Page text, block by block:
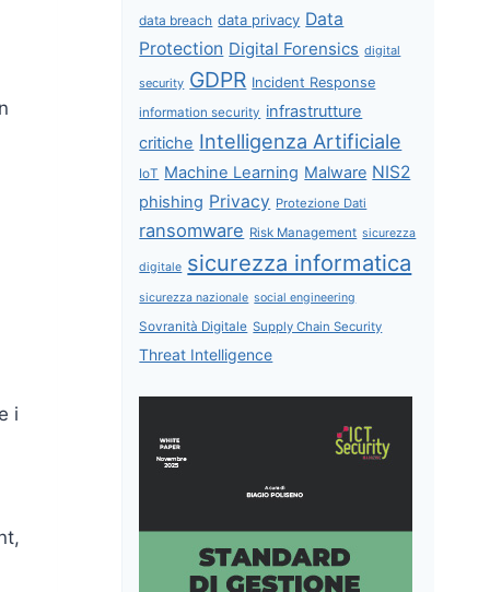
i
data breach data privacy Data
Protection Digital Forensics digital
security GDPR Incident Response
information security infrastrutture
critiche Intelligenza Artificiale
IoT Machine Learning Malware NIS2
phishing Privacy Protezione Dati
ransomware Risk Management sicurezza
digitale sicurezza informatica
sicurezza nazionale social engineering
Sovranità Digitale Supply Chain Security
Threat Intelligence